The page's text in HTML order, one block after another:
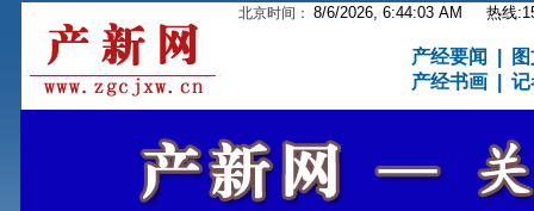
北京时间： 8/6/2026, 6:44:04 AM 热线
产经要闻
产经书画
记